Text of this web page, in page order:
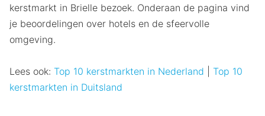
kerstmarkt in Brielle bezoek. Onderaan de pagina vind
je beoordelingen over hotels en de sfeervolle
omgeving.
Lees ook: Top 10 kerstmarkten in Nederland
Top 10
kerstmarkten in Duitsland